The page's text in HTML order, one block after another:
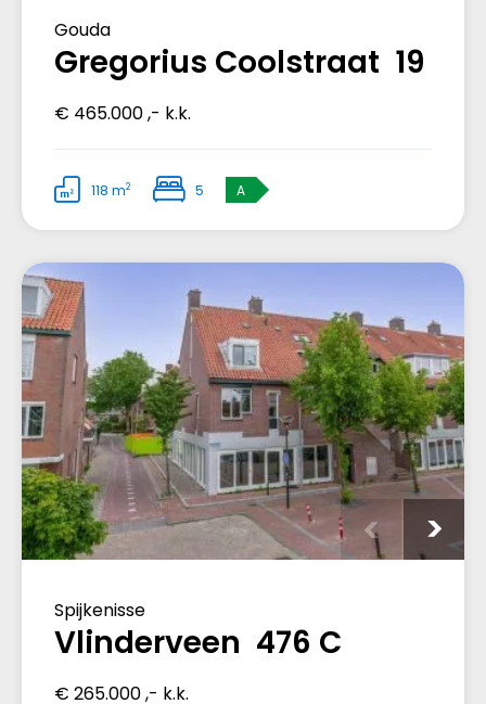
Gouda
Gregorius Coolstraat 19
€ 465.000 ,- k.k.
118 m2 5 A
Spijkenisse
Vlinderveen 476 C
€ 265.000 ,- k.k.